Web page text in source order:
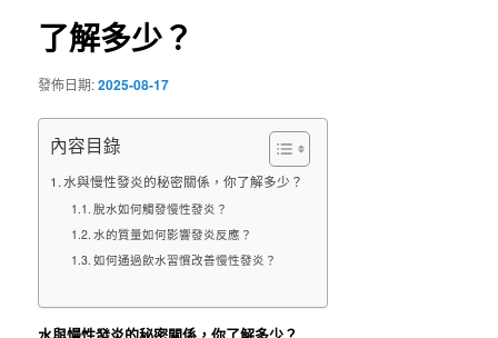
了解多少？
發佈日期:2025-08-17
內容目錄
水與慢性發炎的秘密關係，你了解多少？
脫水如何觸發慢性發炎？
水的質量如何影響發炎反應？
如何通過飲水習慣改善慢性發炎？